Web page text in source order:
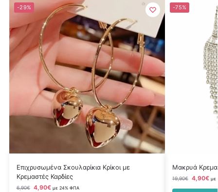
-29%
Επιχρυσωμένα Σκουλαρίκια Κρίκοι με
Κρεμαστές Καρδίες
6,90€ 4,90€ με 24% ΦΠΑ
-75%
Μακρυά
19,90€ 4,90€ με